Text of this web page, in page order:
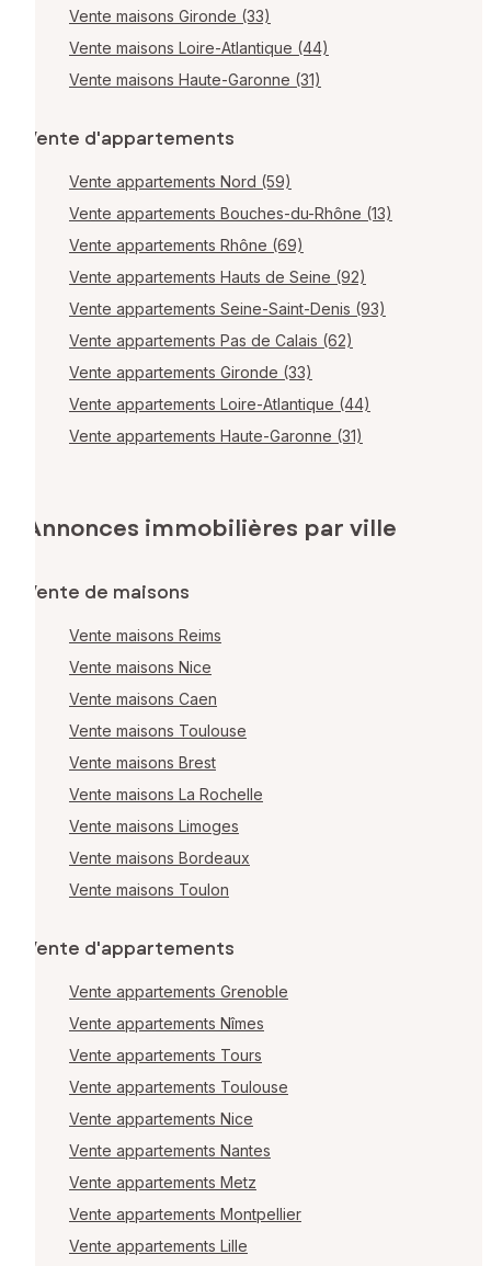
Vente maisons Gironde (33)
Vente maisons Loire-Atlantique (44)
Vente maisons Haute-Garonne (31)
Vente d'appartements
Vente appartements Nord (59)
Vente appartements Bouches-du-Rhône (13)
Vente appartements Rhône (69)
Vente appartements Hauts de Seine (92)
Vente appartements Seine-Saint-Denis (93)
Vente appartements Pas de Calais (62)
Vente appartements Gironde (33)
Vente appartements Loire-Atlantique (44)
Vente appartements Haute-Garonne (31)
Annonces immobilières par ville
Vente de maisons
Vente maisons Reims
Vente maisons Nice
Vente maisons Caen
Vente maisons Toulouse
Vente maisons Brest
Vente maisons La Rochelle
Vente maisons Limoges
Vente maisons Bordeaux
Vente maisons Toulon
Vente d'appartements
Vente appartements Grenoble
Vente appartements Nîmes
Vente appartements Tours
Vente appartements Toulouse
Vente appartements Nice
Vente appartements Nantes
Vente appartements Metz
Vente appartements Montpellier
Vente appartements Lille